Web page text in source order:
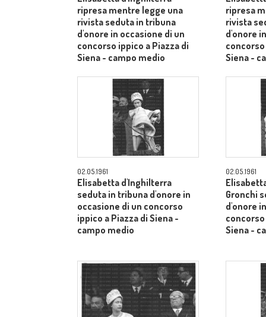
ripresa mentre legge una
rivista seduta in tribuna
d'onore in occasione di un
concorso ippico a Piazza di
Siena - campo medio
ripresa
rivista
d'onore
Siena -
02.05.1961
Elisabetta d'Inghilterra
seduta in tribuna d'onore in
occasione di un concorso
ippico a Piazza di Siena -
campo medio
02.05.1961
Gronchi
d'onore
Siena -